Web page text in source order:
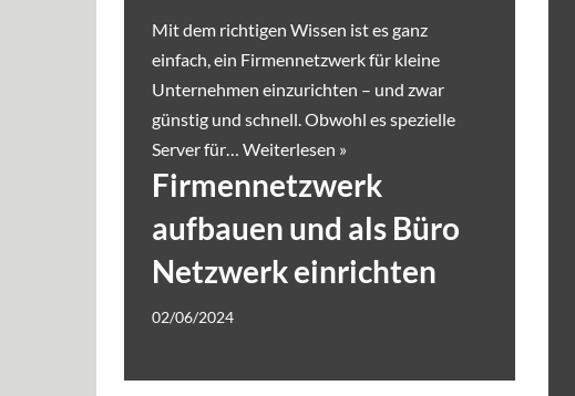
Mit dem richtigen Wissen ist es ganz
einfach, ein Firmennetzwerk für kleine
Unternehmen einzurichten – und zwar
günstig und schnell. Obwohl es spezielle
Server für… Weiterlesen »
Firmennetzwerk
aufbauen und als Büro
Netzwerk einrichten
02/06/2024